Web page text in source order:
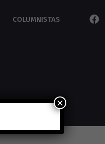
COLUMNISTAS
×